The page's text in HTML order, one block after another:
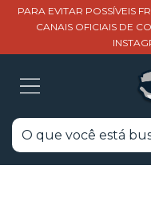
PARA EVITAR POSSÍVEIS
CANAIS OFICIAIS DE